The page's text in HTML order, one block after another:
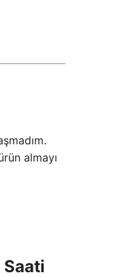
almayı
Saati